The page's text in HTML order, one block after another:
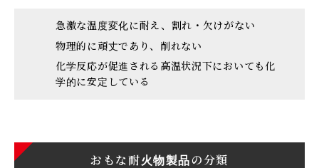
急激な温度変化に耐え、割れ・欠けがない
物理的に頑丈であり、削れない
化学反応が促進される高温状況下においても化
学的に安定している
おもな耐火物製品の分類